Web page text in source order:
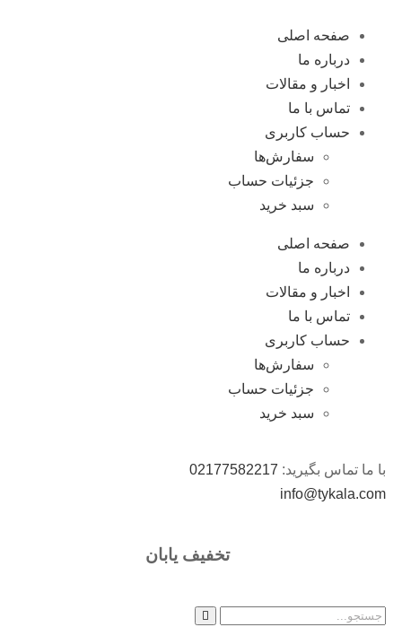
صفحه اصلی
درباره ما
اخبار و مقالات
تماس با ما
حساب کاربری
سفارش‌ها
جزئیات حساب
سبد خرید
صفحه اصلی
درباره ما
اخبار و مقالات
تماس با ما
حساب کاربری
سفارش‌ها
جزئیات حساب
سبد خرید
با ما تماس بگیرید: 02177582217
info@tykala.com
تخفیف یابان